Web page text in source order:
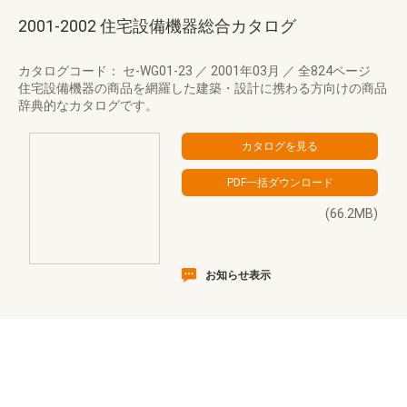
2001-2002 住宅設備機器総合カタログ
カタログコード： セ-WG01-23 ／ 2001年03月 ／ 全824ページ
住宅設備機器の商品を網羅した建築・設計に携わる方向けの商品
辞典的なカタログです。
(66.2MB)
お知らせ表示